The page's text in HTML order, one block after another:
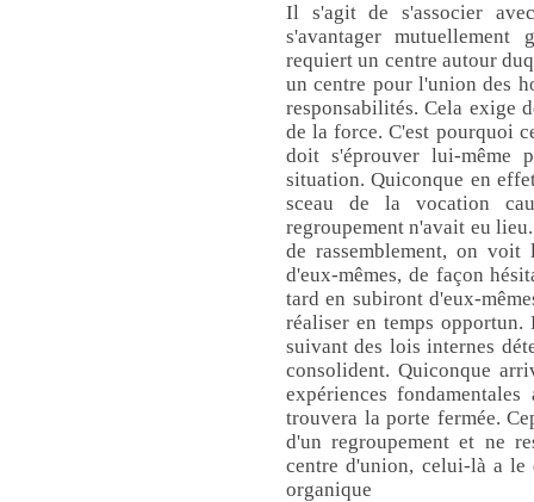
Il s'agit de s'associer
s'avantager
requiert un centre autour
un centre pour l'union des
responsabilités. Cela exige
de la force. C'est pourquoi
doit s'éprouver lui-
situation. Quiconque en
sceau de la vocation
regroupement n'avait eu
de rassemblement, on voit
d'eux-mêmes, de façon
tard en subiront d'eux-
réaliser en temps opportun.
suivant des lois internes
consolident. Quiconque
expériences
trouvera la porte fermée.
d'un regroupement et ne
centre d'union, celui-là a le
organique